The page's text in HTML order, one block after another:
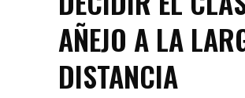
AÑEJO A LA
DISTANCIA